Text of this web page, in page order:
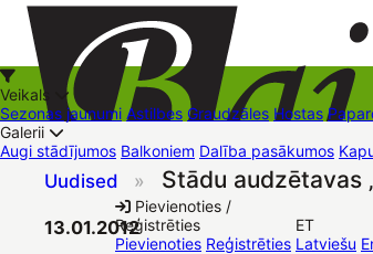
+37126545879 baizas@baizas.lv
Pievienoties /
Reģistrēties
Pievienoties Reģistrēties
ET
Latviešu
Veikals
Sezonas jaunumi Astilbes Graudzāles Hostas
Galerii
Augi stādījumos Balkoniem Dalība pasākumos
Uudised » Stādu audzētavas
13.01.2012